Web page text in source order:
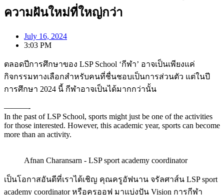
ความฝันใหม่ที่ใหญ่กว่า
July 16, 2024
3:03 PM
ตลอดปีการศึกษาของ LSP School ‘กีฬา’ อาจเป็นเพียงแค่
กิจกรรมทางเลือกสำหรับคนที่ชื่นชอบเป็นการส่วนตัว แต่ในปี
การศึกษา 2024 นี้ กีฬาอาจเป็นได้มากกว่านั้น
———-
In the past of LSP School, sports might just be one of the activities
for those interested. However, this academic year, sports can become
more than an activity.
Afnan Charansarn - LSP sport academy coordinator
เป็นโอกาสอันดีที่เราได้เชิญ คุณครูอัฟนาน จรัลศาส์น LSP sport
academy coordinator หรือครูออฟ มาแบ่งปัน Vision การกีฬา